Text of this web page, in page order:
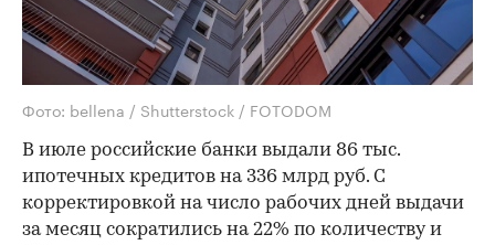
Фото: bellena / Shutterstock / FOTODOM
В июле российские банки выдали 86 тыс.
ипотечных кредитов на 336 млрд руб. С
корректировкой на число рабочих дней выдачи
за месяц сократились на 22% по количеству и